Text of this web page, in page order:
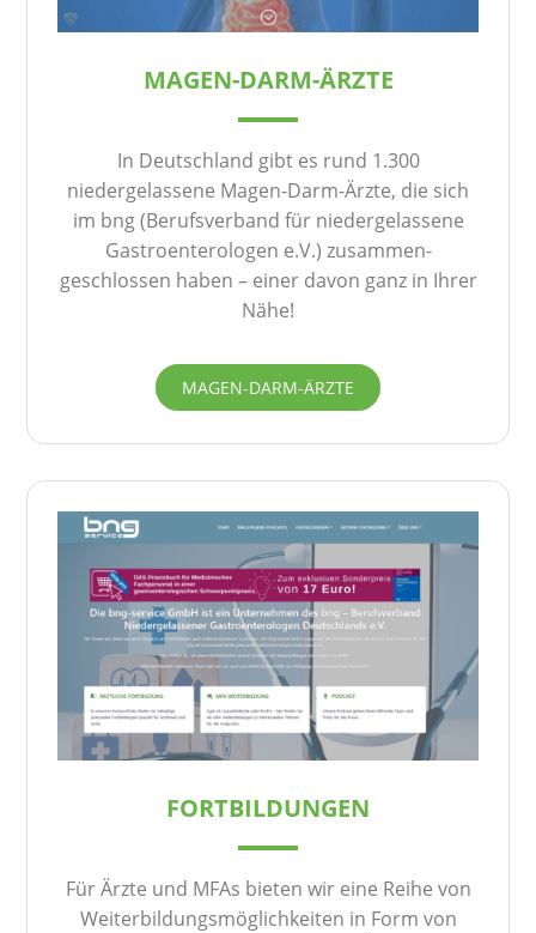
MAGEN-DARM-ÄRZTE
In Deutschland gibt es rund 1.300
niedergelassene Magen-Darm-Ärzte, die sich
im bng (Berufsverband für niedergelassene
Gastroenterologen e.V.) zusammen­
geschlossen haben – einer davon ganz in Ihrer
Nähe!
MAGEN-DARM-ÄRZTE
FORTBILDUNGEN
Für Ärzte und MFAs bieten wir eine Reihe von
Weiterbildungsmöglichkeiten in Form von